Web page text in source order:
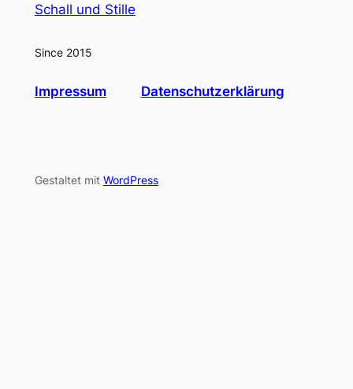
Schall und Stille
Since 2015
Impressum Datenschutzerklärung
Gestaltet mit WordPress